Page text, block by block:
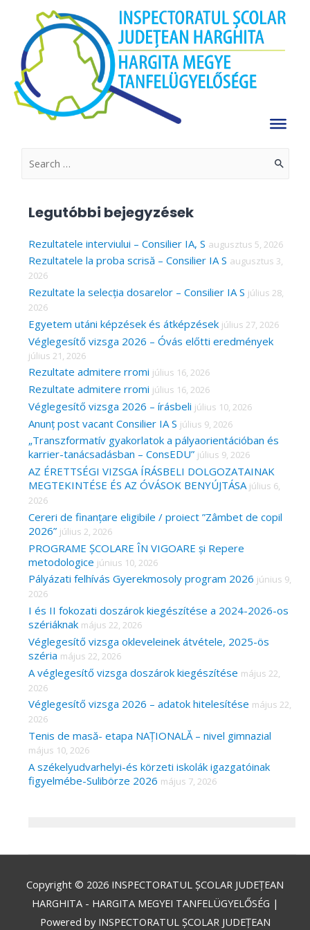
content
Délutáni oktatás program
A jelenlegi oldal feltöltés alatt van!
Köszönjük a megértésüket.
A régi oldal itt érhető el.
Dokumentumok
Sipos Istvan január 20, 2022
S
c
h
f
o
r
:
Legutóbbi bejegyzések
Rezultatele interviului – Consilier IA, S augusztus 5, 2026
Rezultatele la proba scrisă – Consilier IA S augusztus 3,
2026
Rezultate la selecția dosarelor – Consilier IA S július 28,
2026
Egyetem utáni képzések és átképzések július 27, 2026
Véglegesítő vizsga 2026 – Óvás előtti eredmények
július 21, 2026
Rezultate admitere rromi július 16, 2026
Rezultate admitere rromi július 16, 2026
Véglegesítő vizsga 2026 – írásbeli július 10, 2026
Anunț post vacant Consilier IA S július 9, 2026
„Transzformatív gyakorlatok a pályaorientációban és
karrier-tanácsadásban – ConsEDU” július 9, 2026
AZ ÉRETTSÉGI VIZSGA ÍRÁSBELI DOLGOZATAINAK
MEGTEKINTÉSE ÉS AZ ÓVÁSOK BENYÚJTÁSA július 6,
2026
Cereri de finanțare eligibile / proiect ”Zâmbet de copil
2026” július 2, 2026
PROGRAME ȘCOLARE ÎN VIGOARE și Repere
metodologice június 10, 2026
Pályázati felhívás Gyerekmosoly program 2026 június 9,
2026
I és II fokozati doszárok kiegészítése a 2024-2026-os
szériáknak május 22, 2026
Véglegesítő vizsga okleveleinek átvétele, 2025-ös
széria május 22, 2026
A véglegesítő vizsga doszárok kiegészítése május 22,
2026
Véglegesítő vizsga 2026 – adatok hitelesítése május 22,
2026
Tenis de masă- etapa NAȚIONALĂ – nivel gimnazial
május 10, 2026
A székelyudvarhelyi-és körzeti iskolák igazgatóinak
figyelmébe-Sulibörze 2026 május 7, 2026
Copyright © 2026 INSPECTORATUL ȘCOLAR JUDEȚEAN
HARGHITA - HARGITA MEGYEI TANFELÜGYELŐSÉG |
Powered by INSPECTORATUL ȘCOLAR JUDEȚEAN